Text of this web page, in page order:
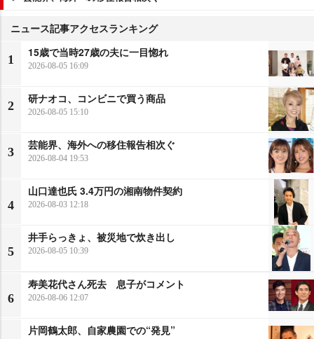
ニュース記事アクセスランキング
1
15歳で当時27歳の夫に一目惚れ
2026-08-05 16:09
2
研ナオコ、コンビニで買う商品
2026-08-05 15:10
3
芸能界、海外への移住報告相次ぐ
2026-08-04 19:53
4
山口達也氏 3.4万円の湘南物件契約
2026-08-03 12:18
5
井手らっきょ、被災地で炊き出し
2026-08-05 10:39
6
寿美花代さん死去 息子がコメント
2026-08-06 12:07
片岡鶴太郎、自家農園での“発見”